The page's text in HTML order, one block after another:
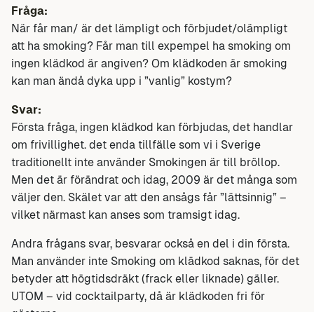
Fråga:
När får man/ är det lämpligt och förbjudet/olämpligt
att ha smoking? Får man till expempel ha smoking om
ingen klädkod är angiven? Om klädkoden är smoking
kan man ändå dyka upp i ”vanlig” kostym?
Svar:
Första fråga, ingen klädkod kan förbjudas, det handlar
om frivillighet. det enda tillfälle som vi i Sverige
traditionellt inte använder Smokingen är till bröllop.
Men det är förändrat och idag, 2009 är det många som
väljer den. Skälet var att den ansågs får ”lättsinnig” –
vilket närmast kan anses som tramsigt idag.
Andra frågans svar, besvarar också en del i din första.
Man använder inte Smoking om klädkod saknas, för det
betyder att högtidsdräkt (frack eller liknade) gäller.
UTOM – vid cocktailparty, då är klädkoden fri för